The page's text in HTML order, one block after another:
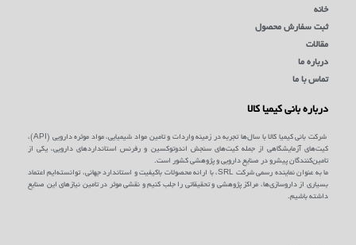
خانه
ثبت سفارش محصول
مقالات
درباره ما
تماس با ما
درباره بانی کیمیا کالا
شرکت بانی کیمیا کالا با سال‌ها تجربه در زمینه واردات و تامین مواد شیمیایی، مواد موثره دارویی (API)،
کیت‌های آزمایشگاهی از جمله کیت‌های سنجش اندوتوکسین و رفرنس استانداردهای دارویی، یکی از
تامین‌کنندگان پیشرو در صنایع دارویی و پژوهشی کشور است.
ما به عنوان نماینده رسمی شرکت SRL، با ارائه محصولات باکیفیت و استاندارد جهانی، توانسته‌ایم اعتماد
بسیاری از داروسازی‌ها، مراکز پژوهشی و تحقیقاتی را جلب کنیم و نقشی موثر در تامین نیازهای این صنایع
داشته باشیم.